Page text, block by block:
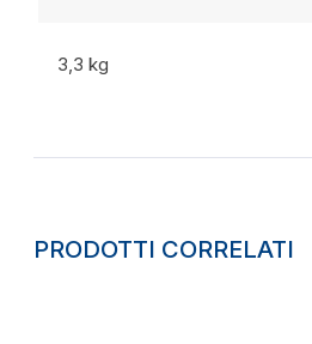
3,3 kg
PRODOTTI CORRELATI